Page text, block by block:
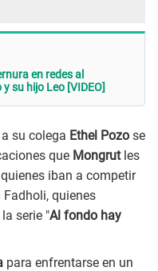
en redes al
su hijo Leo [VIDEO]
su colega Ethel Pozo se
que Mongrutles
quienes iban a competir
quienes
serie "Al fondo hay
para enfrentarse en un